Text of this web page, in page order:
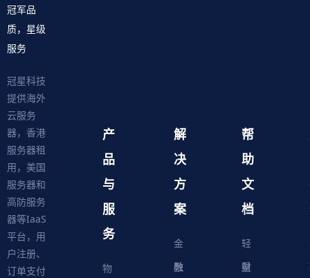
冠军品
质，星级
服务
冠星科技
提供海外
云服务
器，香港
服务器租
用，美国
服务器和
高防服务
器等IaaS
平台，用
户注册、
订单支付
产
品
与
服
务
物
解
决
方
案
金
融
教
帮
助
文
档
轻
量
财